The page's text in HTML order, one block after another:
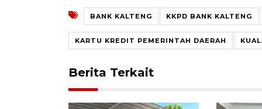
BANK KALTENG KKPD BANK KALTENG
KARTU KREDIT PEMERINTAH DAERAH
Berita Terkait